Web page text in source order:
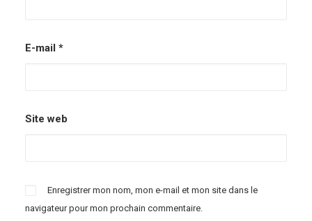
E-mail *
Site web
Enregistrer mon nom, mon e-mail et mon site dans le
navigateur pour mon prochain commentaire.